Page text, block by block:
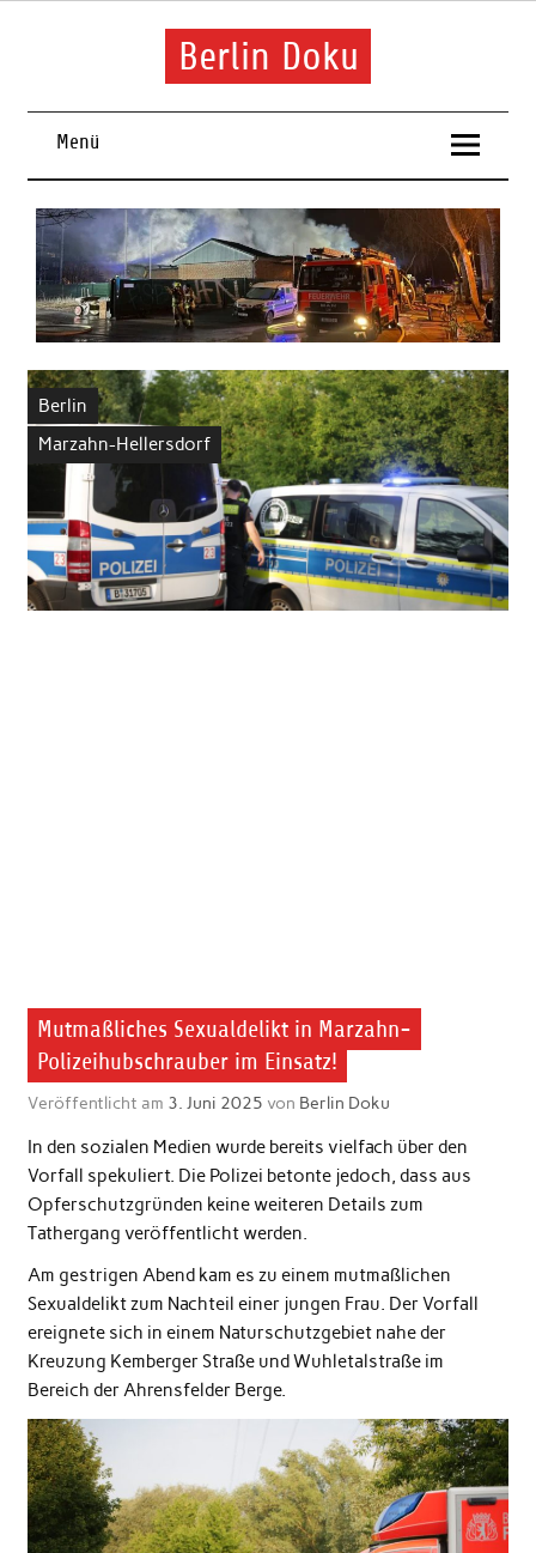
Skip
Berlin Doku
Menü
Berlin
Marzahn-Hellersdorf
Mutmaßliches Sexualdelikt in Marzahn-
Polizeihubschrauber im Einsatz!
Veröffentlicht am 3. Juni 2025 von Berlin Doku
In den sozialen Medien wurde bereits vielfach über den
Vorfall spekuliert. Die Polizei betonte jedoch, dass aus
Opferschutzgründen keine weiteren Details zum
Tathergang veröffentlicht werden.
Am gestrigen Abend kam es zu einem mutmaßlichen
Sexualdelikt zum Nachteil einer jungen Frau. Der Vorfall
ereignete sich in einem Naturschutzgebiet nahe der
Kreuzung Kemberger Straße und Wuhletalstraße im
Bereich der Ahrensfelder Berge.